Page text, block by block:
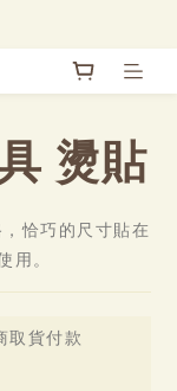
！
燙貼
恰巧的尺寸貼在
用。
貨付款